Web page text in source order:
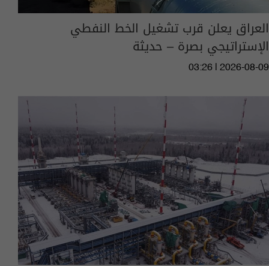
العراق يعلن قرب تشغيل الخط النفطي
الإستراتيجي بصرة – حديثة
03:26 | 2026-08-09